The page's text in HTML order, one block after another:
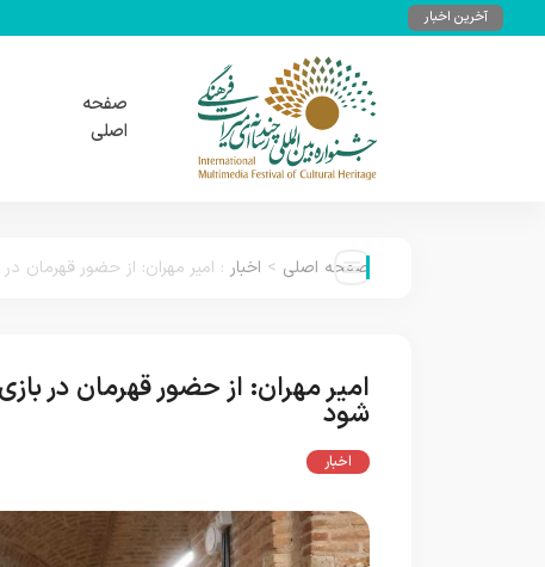
آخرین اخبار
صفحه
اصلی
صفحه اصلی > اخبار : امیر مهران: از حضور قهرمان
امیر مهران: از حضور قهرمان در
شود
اخبار